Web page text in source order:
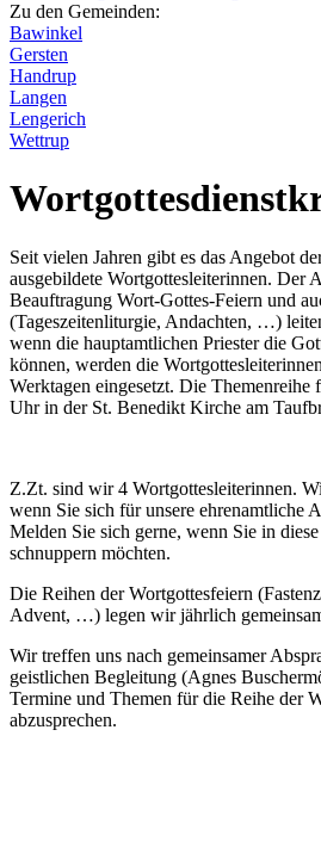
Zu den Gemeinden:
Bawinkel
Gersten
Handrup
Langen
Lengerich
Wettrup
Seit vielen Jahren gibt es das Angebot
ausgebildete Wortgottesleiterinnen. Der
Beauftragung Wort-Gottes-Feiern und
(Tageszeitenliturgie, Andachten, …)
wenn die hauptamtlichen Priester die
können, werden die
Werktagen eingesetzt. Die Themenreihe
Uhr in der St. Benedikt Kirche am
Z.Zt. sind wir 4 Wortgottesleiterinnen.
wenn Sie sich für unsere ehrenamtliche
Melden Sie sich gerne, wenn Sie in
schnuppern möchten.
Die Reihen der Wortgottesfeiern
Advent, …) legen wir jährlich
Wir treffen uns nach gemeinsamer
geistlichen Begleitung (Agnes
Termine und Themen für die Reihe der
abzusprechen.